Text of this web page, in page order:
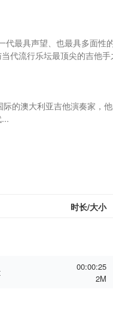
代最具声望、也最具多面性
代流行乐坛最顶尖的吉他
的澳大利亚吉他演奏家，
时长/大小
00:00:25
2M